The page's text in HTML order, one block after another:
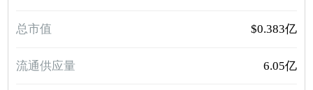
总市值 $0.383亿
流通供应量 6.05亿